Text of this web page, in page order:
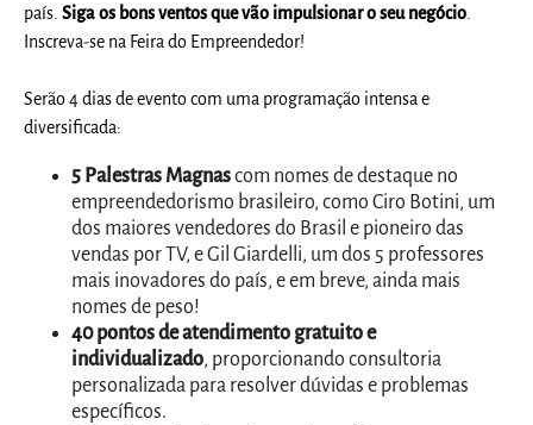
país.Siga os bons ventos que vão impulsionar o seu negócio
Inscreva-se na Feira do Empreendedor!
Serão 4 dias de evento com uma programação intensa e
diversificada:
5 Palestras Magnascom nomes de destaque no
empreendedorismo brasileiro, como Ciro Botini, um
dos maiores vendedores do Brasil e pioneiro das
vendas por TV, e Gil Giardelli, um dos 5 professores
mais inovadores do país, e em breve, ainda mais
nomes de peso!
40 pontos de atendimento gratuito e
individualizado, proporcionando consultoria
personalizada para resolver dúvidas e problemas
específicos.